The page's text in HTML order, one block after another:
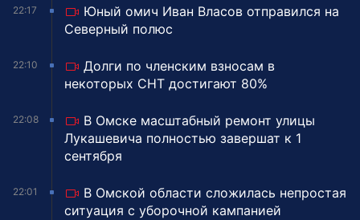
22:17
Юный омич Иван Власов отправился на
Северный полюс
22:10
Долги по членским взносам в
некоторых СНТ достигают 80%
22:08
В Омске масштабный ремонт улицы
Лукашевича полностью завершат к 1
сентября
22:01
В Омской области сложилась непростая
ситуация с уборочной кампанией